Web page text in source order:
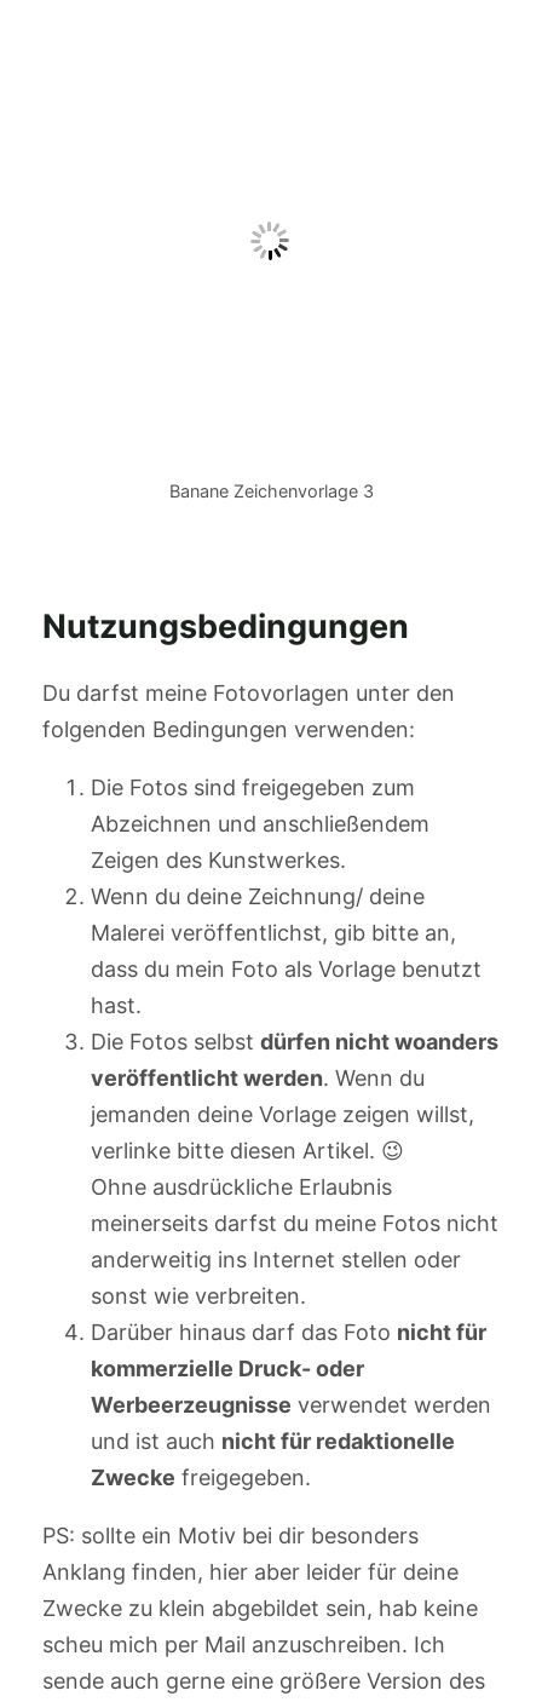
Banane Zeichenvorlage 3
Nutzungsbedingungen
Du darfst meine Fotovorlagen unter den
folgenden Bedingungen verwenden:
Die Fotos sind freigegeben zum
Abzeichnen und anschließendem
Zeigen des Kunstwerkes.
Wenn du deine Zeichnung/ deine
Malerei veröffentlichst, gib bitte an,
dass du mein Foto als Vorlage benutzt
hast.
Die Fotos selbst dürfen nicht woanders
veröffentlicht werden. Wenn du
jemanden deine Vorlage zeigen willst,
verlinke bitte diesen Artikel. 😉
Ohne ausdrückliche Erlaubnis
meinerseits darfst du meine Fotos nicht
anderweitig ins Internet stellen oder
sonst wie verbreiten.
Darüber hinaus darf das Foto nicht für
kommerzielle Druck- oder
Werbeerzeugnisse verwendet werden
und ist auch nicht für redaktionelle
Zwecke freigegeben.
PS: sollte ein Motiv bei dir besonders
Anklang finden, hier aber leider für deine
Zwecke zu klein abgebildet sein, hab keine
scheu mich per Mail anzuschreiben. Ich
sende auch gerne eine größere Version des